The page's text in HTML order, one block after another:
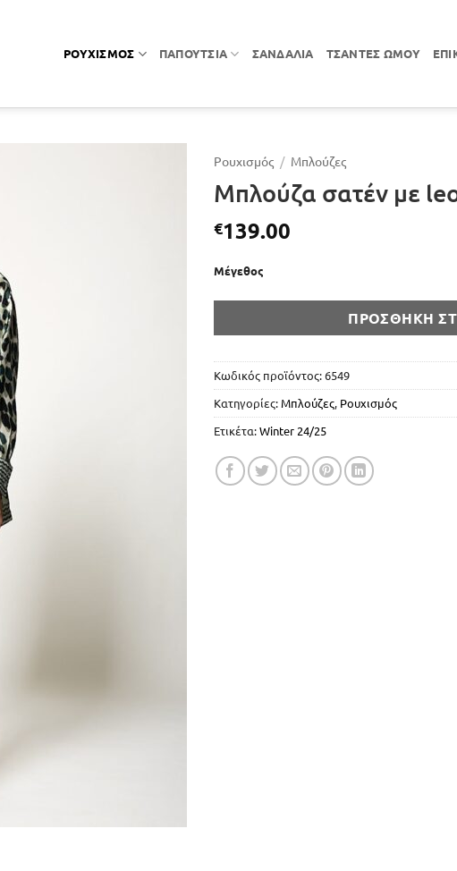
ΡΟΥΧΙΣΜΌΣ ΠΑΠΟΎΤΣΙΑ ΣΑΝΔΆΛΙΑ ΤΣΆΝΤΕΣ ΏΜΟΥ
Ρουχισμός / Μπλούζες
Μπλούζα σατέν με
€139.00
Μέγεθος
ΠΡΟΣΘΉΚΗ
Κωδικός προϊόντος:6549
Κατηγορίες: Μπλούζες, Ρουχισμός
Ετικέτα:Winter 24/25